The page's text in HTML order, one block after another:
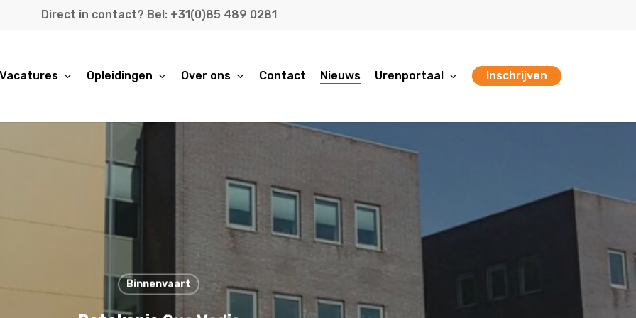
Direct in contact? Bel: +31(0)85 489 0281
Vacatures Opleidingen Over ons Contact Nieuws Urenportaal Inschrijven
Binnenvaart